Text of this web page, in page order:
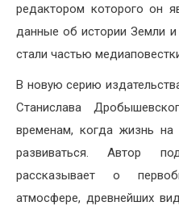
редактором которого он
данные об истории Земли
стали частью
В новую серию
Станислава
временам, когда жизнь
развиваться. Автор
рассказывает о
атмосфере, древнейших